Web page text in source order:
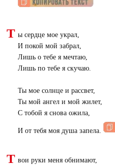
Т ы сердце мое украл,
И покой мой забрал,
Лишь о тебе я мечтаю,
Лишь по тебе я скучаю.
Ты мое солнце и рассвет,
Ты мой ангел и мой жилет,
С тобой я снова ожила,
И от тебя моя душа запела.
Т вои руки меня обнимают,